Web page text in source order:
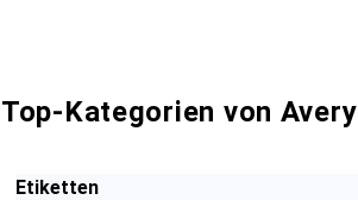
Top-Kategorien von Avery
Etiketten